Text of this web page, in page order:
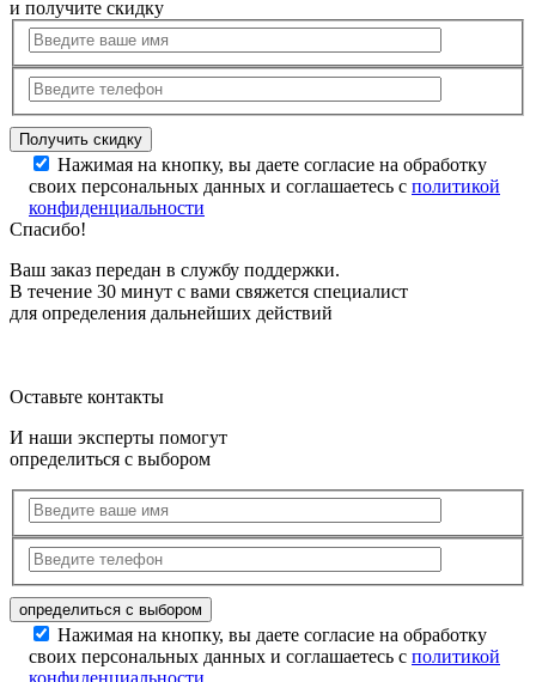
и получите скидку
Нажимая на кнопку, вы даете согласие на обработку
своих персональных данных и соглашаетесь с политикой
конфиденциальности
Спасибо!
Ваш заказ передан в службу поддержки.
В течение 30 минут с вами свяжется специалист
для определения дальнейших действий
Оставьте контакты
И наши эксперты помогут
определиться с выбором
Нажимая на кнопку, вы даете согласие на обработку
своих персональных данных и соглашаетесь с политикой
конфиденциальности